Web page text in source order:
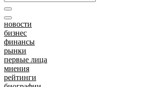
новости
бизнес
финансы
рынки
первые лица
мнения
рейтинги